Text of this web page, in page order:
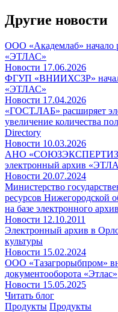
Другие новости
ООО «Академлаб» начало
«ЭТЛАС»
Новости 17.06.2026
ФГУП «ВНИИХСЗР»
«ЭТЛАС»
Новости 17.04.2026
«ГОСТ.ЛАБ» расширяет
увеличение количества
Directory
Новости 10.03.2026
АНО
электронный архив
Новости 20.07.2024
Министерство
ресурсов Нижегородской
на базе электронного
Новости 12.10.2011
Электронный архив в
культуры
Новости 15.02.2024
ООО «Тазагрорыбпром»
документооборота «Этлас»
Новости 15.05.2025
Читать блог
Продукты Продукты